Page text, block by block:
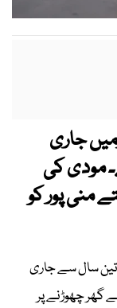
جاری
مودی کی
منی پور کو
تین سال سے جاری
اور 60 ہزار لوگ اپنے گھر چھوڑنے پر